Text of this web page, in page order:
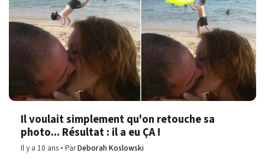
Il voulait simplement qu'on retouche sa
photo... Résultat : il a eu ÇA !
Il y a 10 ans ParDeborah Koslowski